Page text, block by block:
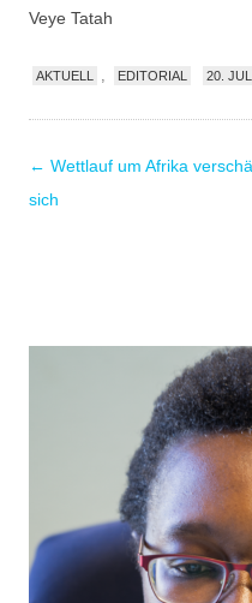
Veye Tatah
AKTUELL EDITORIAL 20.
Post
navigation
← Wettlauf um Afrika
sich